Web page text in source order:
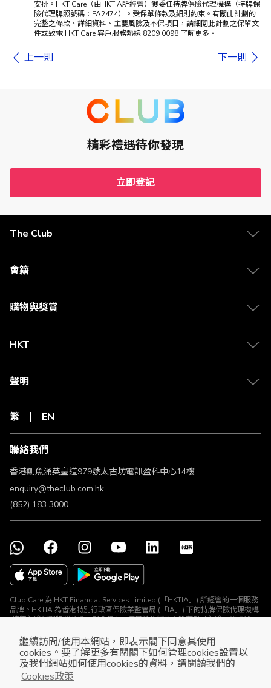
繼續訪問/使用本網站，即表示閣下同意其使用
cookies。要了解更多有關閣下如何管理cookies設置以
及我們網站如何使用cookies的資料，請閱讀我們的
Cookies政策
安排。HKT Care（由HKTIA所經營）獲委任持牌保險代理機構（持牌保
險代理牌照號碼：FA2474）。受保單條款及細則約束。有關此計劃的
完整之條款、詳細資料、主要風險及不保項目，請細閱此計劃之保單文
件或致電 HKT Care 客戶服務熱線 8209 0098 了解更多。
上一則 下一則
精彩禮遇待你發現
立即登記
The Club
會籍
購物與獎賞
HKT
聲明
繁 EN
聯絡我們
香港鰂魚涌英皇道979號太古坊電訊盈科中心14樓
enquiry@theclub.com.hk
(852) 183 3000
Club Care 為 HKT Financial Services Limited (「HKTIA」) 所經營的一個服務
品牌。HKTIA 為香港特別行政區保險業監管局 (「IA」) 下的持牌保險代理機構
(持牌保險代理牌照號碼：FA2474)。使用於此網站內所有對「保險」的提述、
(「The Club」) 、The Club Travel Services Limited (「Club Travel」) 及香港
電訊集團所有其他公司 (HKTIA除外) 並沒有就相關保險產品或推廣安排任何保
險合約或進行其他受規管活動 (定義見《保險業條例》)。
貴金屬及寶石A類註冊交易商 (註冊號碼：A-B-26-02-10478)